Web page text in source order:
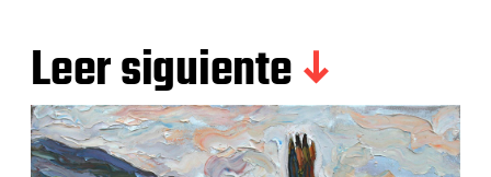
Leer siguiente